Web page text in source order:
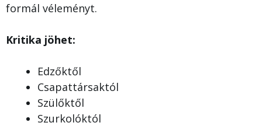
formál véleményt.
Kritika jöhet:
Edzőktől
Csapattársaktól
Szülőktől
Szurkolóktól